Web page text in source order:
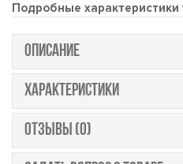
Подробные характеристики
ОПИСАНИЕ
ХАРАКТЕРИСТИКИ
ОТЗЫВЫ (0)